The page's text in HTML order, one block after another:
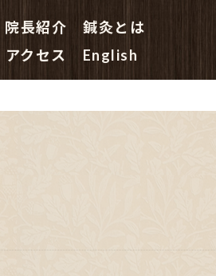
コース
ス
ペシャル
院長紹介
鍼灸とは
アクセス English